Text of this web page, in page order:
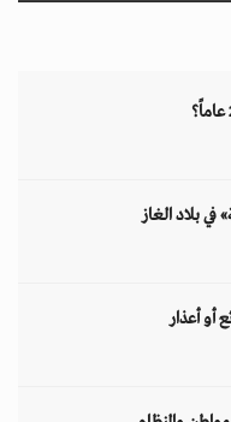
بلاد الغاز
أو أعذار